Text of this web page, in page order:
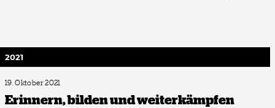
2021
19. Oktober 2021
Erinnern, bilden und weiterkämpfen